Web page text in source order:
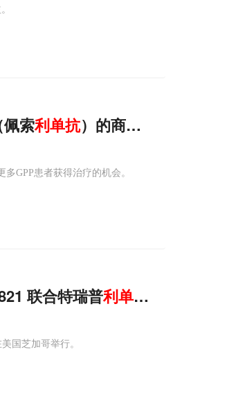
索利单抗）的商业化和进一步
GPP患者获得治疗的机会。
联合特瑞普利单抗
国芝加哥举行。